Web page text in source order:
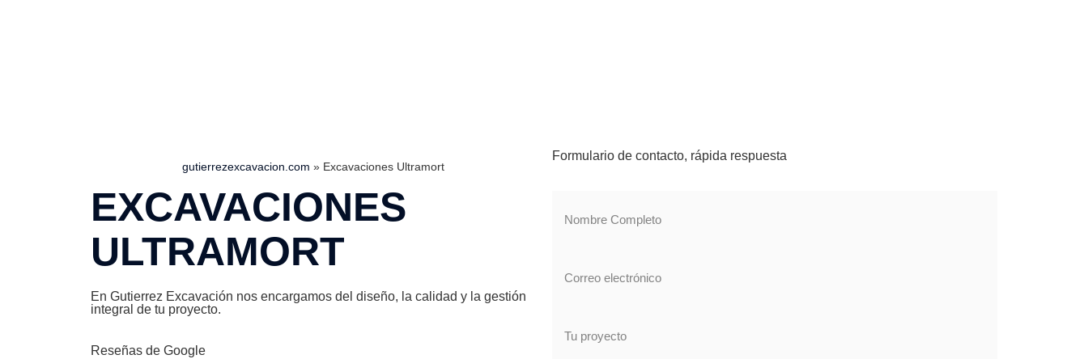
gutierrezexcavacion.com » Excavaciones Ultramort
EXCAVACIONES
ULTRAMORT
En Gutierrez Excavación nos encargamos del diseño, la calidad y la gestión
integral de tu proyecto.
Reseñas de Google
Formulario de contacto, rápida respuesta